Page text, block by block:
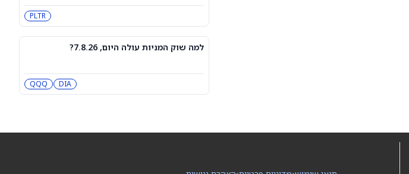
מניות מחשוב קוונטי מזנקות כשוושינגטון
IONQ
המניות המובילות בעליות במדד S&P 500
DIA
QQQ
PLTR
למה שוק המניות עולה היום, 7.8.26?
DIA
QQQ